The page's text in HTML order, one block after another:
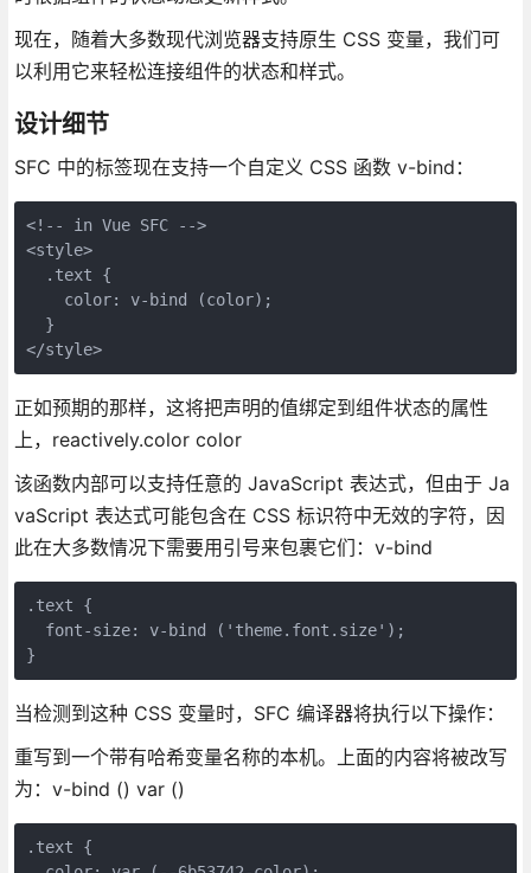
现在，随着大多数现代浏览器支持原生 CSS 变量，我们可
以利用它来轻松连接组件的状态和样式。
设计细节
SFC 中的标签现在支持一个自定义 CSS 函数 v-bind：
<!-- in Vue SFC -->
<style>
  .text {
    color: v-bind (color);
  }
</style>
正如预期的那样，这将把声明的值绑定到组件状态的属性
上，reactively.color color
该函数内部可以支持任意的 JavaScript 表达式，但由于 Ja
vaScript 表达式可能包含在 CSS 标识符中无效的字符，因
此在大多数情况下需要用引号来包裹它们：v-bind
.text {
  font-size: v-bind ('theme.font.size');
当检测到这种 CSS 变量时，SFC 编译器将执行以下操作：
重写到一个带有哈希变量名称的本机。上面的内容将被改写
为：v-bind () var ()
.text {